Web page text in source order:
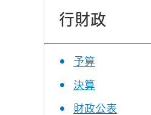
行財政
予算
決算
財政公表